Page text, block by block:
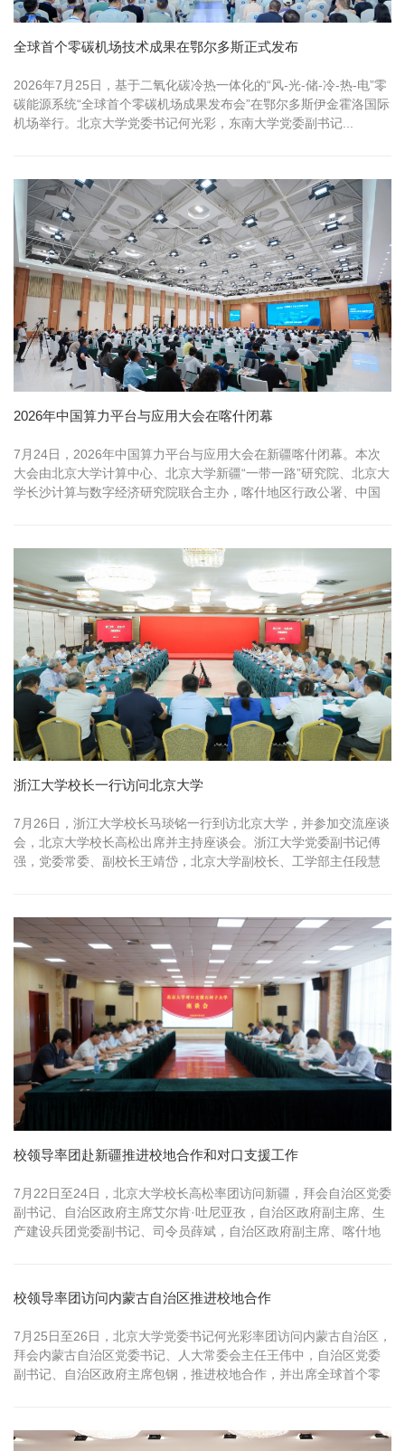
全球首个零碳机场技术成果在鄂尔多斯正式发布
2026年7月25日，基于二氧化碳冷热一体化的“风-光-储-冷-热-电”零
碳能源系统“全球首个零碳机场成果发布会”在鄂尔多斯伊金霍洛国际
机场举行。北京大学党委书记何光彩，东南大学党委副书记...
2026年中国算力平台与应用大会在喀什闭幕
7月24日，2026年中国算力平台与应用大会在新疆喀什闭幕。本次
大会由北京大学计算中心、北京大学新疆“一带一路”研究院、北京大
学长沙计算与数字经济研究院联合主办，喀什地区行政公署、中国
浙江大学校长一行访问北京大学
7月26日，浙江大学校长马琰铭一行到访北京大学，并参加交流座谈
会，北京大学校长高松出席并主持座谈会。浙江大学党委副书记傅
强，党委常委、副校长王靖岱，北京大学副校长、工学部主任段慧
校领导率团赴新疆推进校地合作和对口支援工作
7月22日至24日，北京大学校长高松率团访问新疆，拜会自治区党委
副书记、自治区政府主席艾尔肯·吐尼亚孜，自治区政府副主席、生
产建设兵团党委副书记、司令员薛斌，自治区政府副主席、喀什地
校领导率团访问内蒙古自治区推进校地合作
7月25日至26日，北京大学党委书记何光彩率团访问内蒙古自治区，
拜会内蒙古自治区党委书记、人大常委会主任王伟中，自治区党委
副书记、自治区政府主席包钢，推进校地合作，并出席全球首个零
区人大常委会副主任、党委秘书长于立新，自治区政府副主席孙俊